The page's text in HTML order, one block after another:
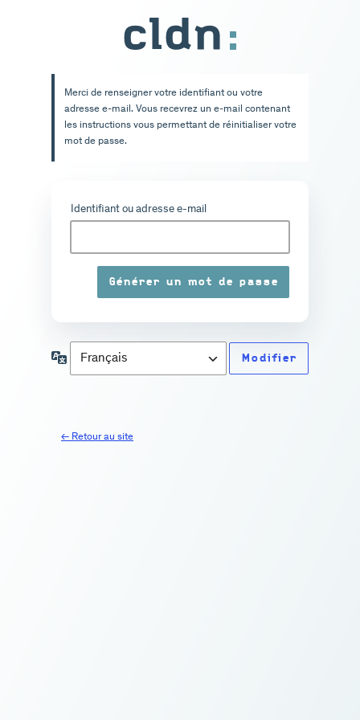
passe
Merci de renseigner votre identifiant ou votre
adresse e-mail. Vous recevrez un e-mail contenant
les instructions vous permettant de réinitialiser votre
mot de passe.
Identifiant ou adresse e-mail
Langue
← Retour au site